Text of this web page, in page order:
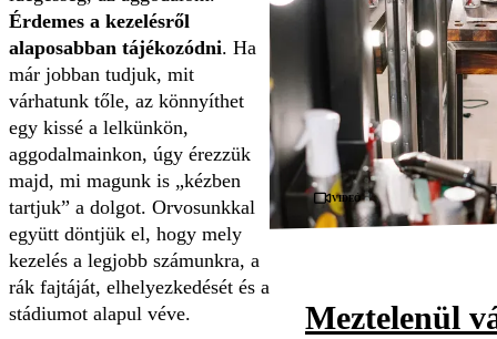
Érdemes a kezelésről
alaposabban tájékozódni. Ha
már jobban tudjuk, mit
várhatunk tőle, az könnyíthet
egy kissé a lelkünkön,
aggodalmainkon, úgy érezzük
majd, mi magunk is „kézben
tartjuk” a dolgot. Orvosunkkal
együtt döntjük el, hogy mely
kezelés a legjobb számunkra, a
rák fajtáját, elhelyezkedését és a
stádiumot alapul véve.
Videó
Meztelenül